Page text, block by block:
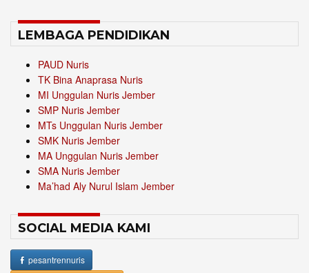
LEMBAGA PENDIDIKAN
PAUD Nuris
TK Bina Anaprasa Nuris
MI Unggulan Nuris Jember
SMP Nuris Jember
MTs Unggulan Nuris Jember
SMK Nuris Jember
MA Unggulan Nuris Jember
SMA Nuris Jember
Ma’had Aly Nurul Islam Jember
SOCIAL MEDIA KAMI
pesantrennuris